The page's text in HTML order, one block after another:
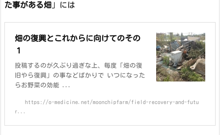
た事がある畑 」には
畑の復興とこれからに向けてのその
１
投稿するのが久ぶり過ぎな上、毎度「畑の復
旧やら復興」の事などばかりで いつになった
らお野菜の効能 ...
https://o-medicine.net/moonchipfarm/field-recovery-and-futu
r...